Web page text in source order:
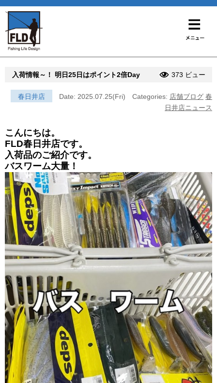
入荷情報～！ 明日25日はポイント2倍Day 373 ビュー
春日井店 Date: 2025.07.25(Fri) Categories: 店舗ブログ 春
日井店ニュース
こんにちは。
FLD春日井店です。
入荷品のご紹介です。
バスワーム大量！